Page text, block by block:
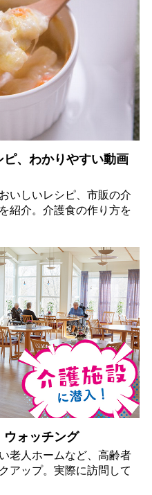
、わかりやすい動画
いしいレシピ、市販の介
紹介。介護食の作り方を
ウォッチング
老人ホームなど、高齢者
アップ。実際に訪問して